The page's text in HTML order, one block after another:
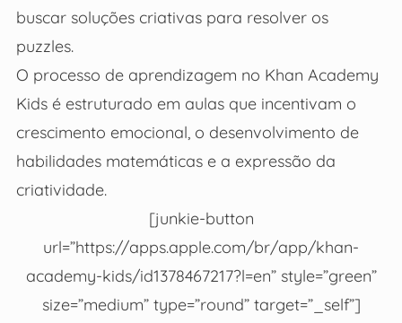
buscar soluções criativas para resolver os
puzzles.
O processo de aprendizagem no Khan Academy
Kids é estruturado em aulas que incentivam o
crescimento emocional, o desenvolvimento de
habilidades matemáticas e a expressão da
criatividade.
[junkie-button
url=”https://apps.apple.com/br/app/khan-
academy-kids/id1378467217?l=en” style=”green”
size=”medium” type=”round” target=”_self”]